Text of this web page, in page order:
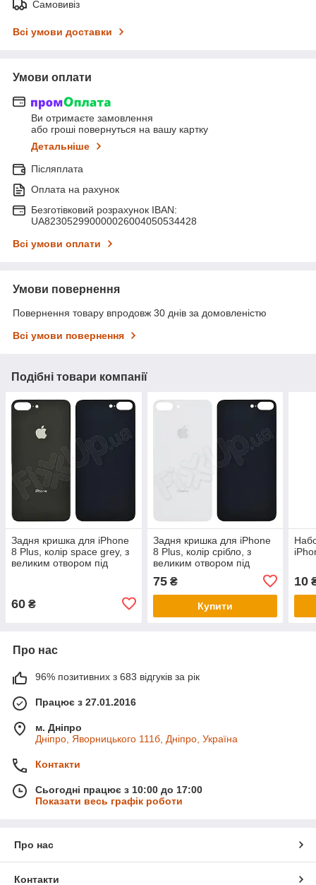
Самовивіз
Всі умови доставки
Умови оплати
Ви отримаєте замовлення
або гроші повернуться на вашу картку
Детальніше
Післяплата
Оплата на рахунок
Безготівковий розрахунок IBAN:
UA823052990000026004050534428
Всі умови оплати
Умови повернення
Повернення товару впродовж 30 днів за домовленістю
Всі умови повернення
Подібні товари компанії
Задня кришка для iPhone
8 Plus, колір space grey, з
великим отвором під
60 ₴
Задня кришка для iPhone
8 Plus, колір срібло, з
великим отвором під
75₴
Купити
10
Про нас
96% позитивних з 683 відгуків за рік
Працює з 27.01.2016
м. Дніпро
Дніпро, Яворницького 111б, Дніпро, Україна
Контакти
Сьогодні працює з 10:00 до 17:00
Показати весь графік роботи
Про нас
Контакти